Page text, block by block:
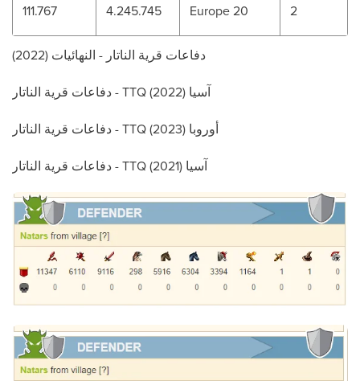
111.767 4.245.745 Europe 20 2
دفاعات قرية الناتار - النهائيات (2022)
دفاعات قرية الناتار - TTQ آسيا (2022)
دفاعات قرية الناتار - TTQ أوروبا (2023)
دفاعات قرية الناتار - TTQ آسيا (2021)